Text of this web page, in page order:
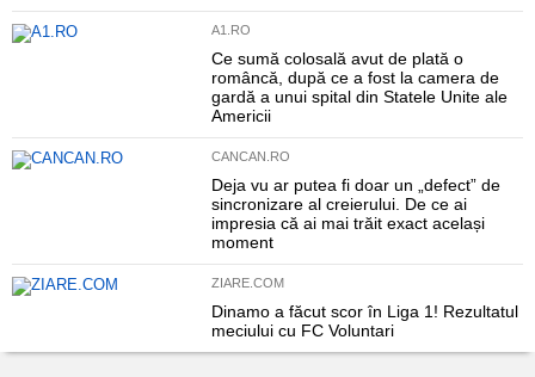
A1.RO
Ce sumă colosală avut de plată o
româncă, după ce a fost la camera de
gardă a unui spital din Statele Unite ale
Americii
CANCAN.RO
Deja vu ar putea fi doar un „defect” de
sincronizare al creierului. De ce ai
impresia că ai mai trăit exact același
moment
ZIARE.COM
Dinamo a făcut scor în Liga 1! Rezultatul
meciului cu FC Voluntari